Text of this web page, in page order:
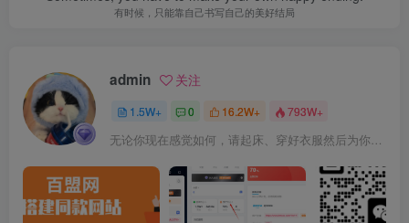
有时候，只能靠自己书写自己的美好结局
admin 关注
1.5W+ 0 16.2W+ 793W+
无论你现在感觉如何，请起床、穿好衣服然后为你的梦想而奋斗